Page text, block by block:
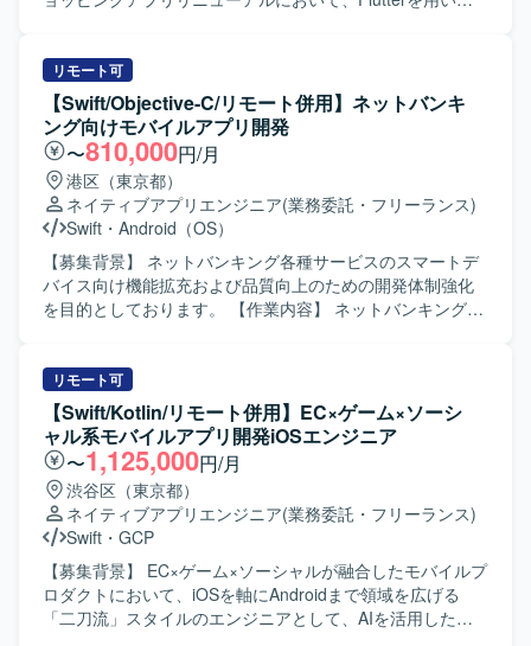
後続工程まで広く関わっていただけます。業務系モバイル
アプリや位置情報・写真登録などの機能を通じて、現場業
務の効率化や安全性向上に貢献できる点が魅力です。今
後、AI開発支援ツールを活用した開発手法の検討にも関与
いただける可能性があります。 【開発環境】
iOS（iPhone）向けアプリケーション開発環境を想定してお
り、Swiftを用いた開発を行います。バックエンドではJava
／Spring Boot、フロントエンドではReact等の技術スタッ
クと連携する想定です。また、AI開発支援ツールの活用を
検討している環境です。
や機能改修、品質向上に向けた開発業務を行っていただき
ます。 【求める人物像】 モバイルアプリのユーザー体験向
上に関心を持ち、デザインシステムを理解したうえで主体
的に開発を進めていただける方を求めています。 【ポジシ
ョンの魅力】 大規模なECサービスのスマートフォンアプリ
開発に携わることで、Flutterを活用したクロスプラットフ
ォーム開発やデザインシステム活用の実践経験を積むこと
ができます。 【開発環境】 Flutterを用いたスマートフォン
アプリ開発環境となります。
リモート可
【Swift/Objective-C/リモート併用】ネットバンキ
ング向けモバイルアプリ開発
〜810,000円/月
港区（東京都）
ネイティブアプリエンジニア(業務委託・フリーランス)
Swift ・ Android（OS）
【募集背景】 ネットバンキング各種サービスのスマートデ
バイス向け機能拡充および品質向上のための開発体制強化
を目的としております。 【作業内容】 ネットバンキング各
装、テストまで一連の工程をご担当いただきます。また、
開発に関連する各種ドキュメントの作成も実施いただきま
す。 【求める人物像】 モバイルアプリ開発において主体的
に設計から実装、テストまで対応できる方を求めておりま
す。関係者とコミュニケーションを取りながら、品質とユ
ーザビリティを意識した開発ができる方を歓迎いたしま
す。 【ポジションの魅力】 金融系ネットバンキングサービ
スの開発に関わることで、大規模なユーザーを持つサービ
スのモバイルアプリ開発経験を積むことができます。
iOS/Androidいずれかの専門性を活かしつつ、金融ドメイン
の知見も深めていただけます。 【開発環境】 iOS/Android
リモート可
【Swift/Kotlin/リモート併用】EC×ゲーム×ソーシ
ャル系モバイルアプリ開発iOSエンジニア
〜1,125,000円/月
渋谷区（東京都）
ネイティブアプリエンジニア(業務委託・フリーランス)
Swift ・ GCP
【募集背景】 EC×ゲーム×ソーシャルが融合したモバイルプ
ロダクトにおいて、iOSを軸にAndroidまで領域を広げる
「二刀流」スタイルのエンジニアとして、AIを活用した開